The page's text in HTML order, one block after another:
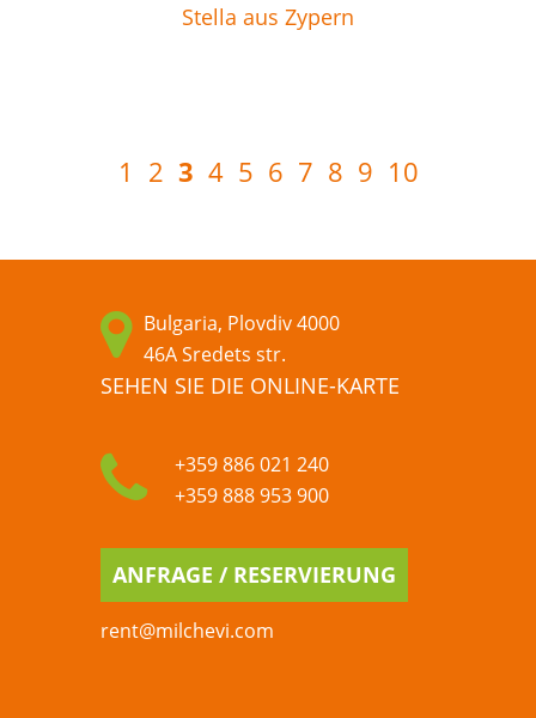
Stella aus Zypern
1 2 3 4 5 6 7 8 9 10
Bulgaria, Plovdiv 4000
46A Sredets str.
SEHEN SIE DIE ONLINE-KARTE
+359 886 021 240
+359 888 953 900
ANFRAGE / RESERVIERUNG
rent@milchevi.com